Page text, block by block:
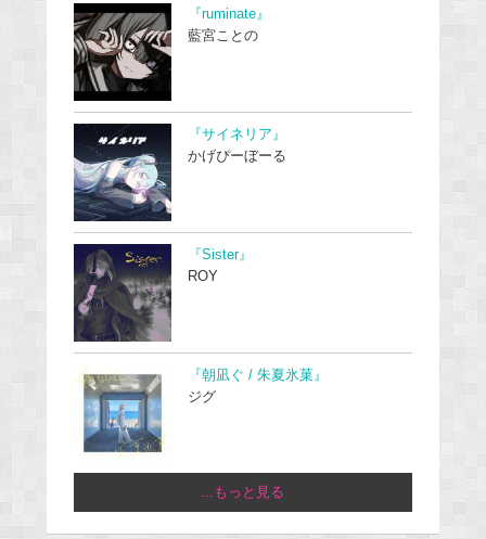
『ruminate』
藍宮ことの
『サイネリア』
かげぴーぼーる
『Sister』
ROY
『朝凪ぐ / 朱夏氷菓』
ジグ
...もっと見る